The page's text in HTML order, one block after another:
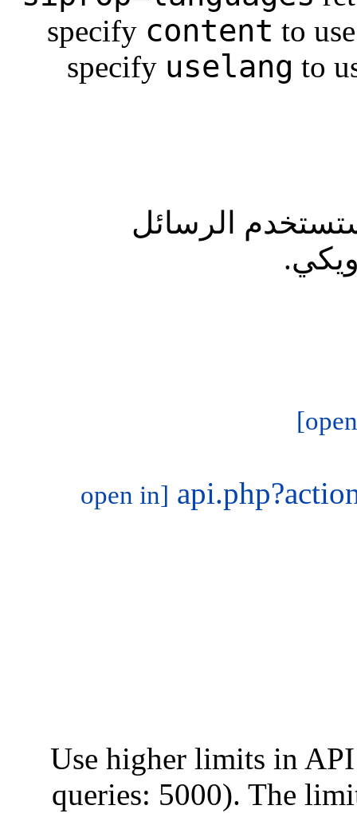
specify content to
specify uselang to
الرسائل
[open in
Use higher limits in
queries: 5000). The